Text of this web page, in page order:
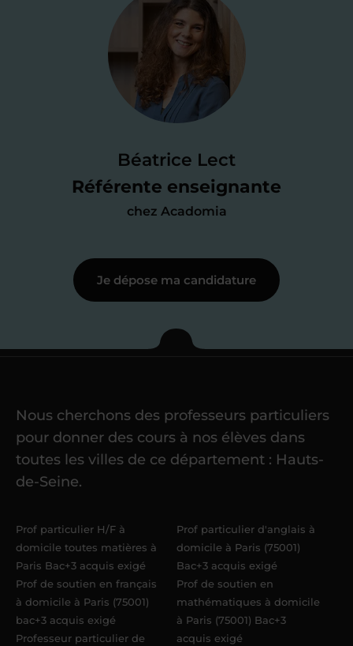
Béatrice Lect
Référente enseignante
chez Acadomia
Je valide ma
candidature
test de 15 minutes
des programmes scolaires(et pouvoir
me mettre à jour au besoin) et
j’échange en direct avec un chargé de
Étape 3
Je commence mes
Une fois ma candidature validée,mon
référent me confie mes premiers
élèvesdans un délai de6 jours
maximum
Je dépose ma candidature
Nous cherchons des professeurs particuliers
pour donner des cours à nos élèves dans
toutes les villes de ce département : Hauts-
de-Seine.
Prof particulier H/F à
domicile toutes matières à
Paris Bac+3 acquis exigé
Prof de soutien en français
à domicile à Paris (75001)
bac+3 acquis exigé
Professeur particulier de
Prof particulier d'anglais à
domicile à Paris (75001)
Bac+3 acquis exigé
Prof de soutien en
mathématiques à domicile
à Paris (75001) Bac+3
acquis exigé